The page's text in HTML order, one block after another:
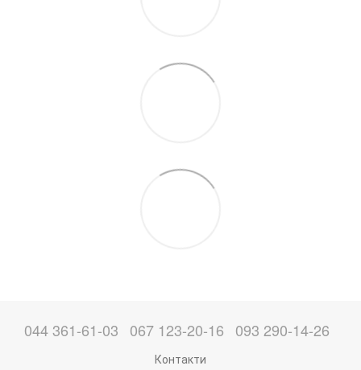
044 361-61-03 067 123-20-16 093 290-14-26
Контакти